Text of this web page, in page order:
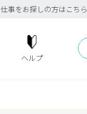
仕事をお探しの方はこちら
ヘルプ